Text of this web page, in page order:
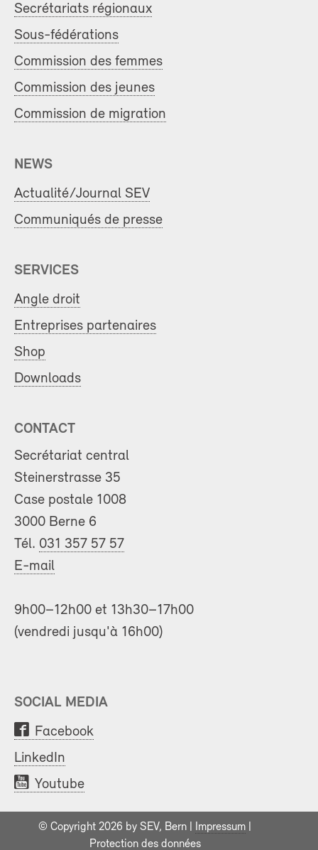
Secrétariats régionaux
Sous-fédérations
Commission des femmes
Commission des jeunes
Commission de migration
NEWS
Actualité/Journal SEV
Communiqués de presse
SERVICES
Angle droit
Entreprises partenaires
Shop
Downloads
CONTACT
Secrétariat central
Steinerstrasse 35
Case postale 1008
3000 Berne 6
Tél. 031 357 57 57
E-mail
9h00–12h00 et 13h30–17h00
(vendredi jusqu'à 16h00)
SOCIAL MEDIA
Facebook
LinkedIn
Youtube
© Copyright 2026 by SEV, Bern | Impressum
Protection des données